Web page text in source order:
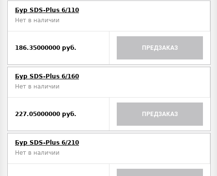
Бур SDS-Plus 6/110
Нет в наличии
186.35000000 руб. ПРЕДЗАКАЗ
Бур SDS-Plus 6/160
Нет в наличии
227.05000000 руб. ПРЕДЗАКАЗ
Бур SDS-Plus 6/210
Нет в наличии